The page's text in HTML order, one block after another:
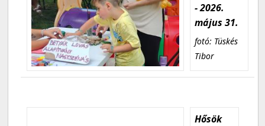
- 2026.
május 31.
fotó: Tüskés
Tibor
Hősök